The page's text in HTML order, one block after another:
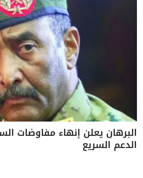
البرهان يعلن إنهاء مفاوضات
الدعم السريع